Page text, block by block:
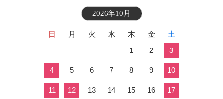
2026年10月
日 月 火 水 木 金
土
1
2 3
4 5 6 7 8 9 10
11 12 13 14 15 16 17